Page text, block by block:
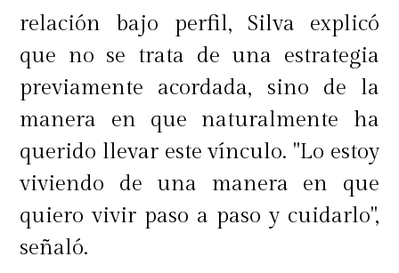
relación bajo perfil, Silva explicó
que no se trata de una estrategia
previamente acordada, sino de la
manera en que naturalmente ha
querido llevar este vínculo. "Lo estoy
viviendo de una manera en que
quiero vivir paso a paso y cuidarlo",
señaló.